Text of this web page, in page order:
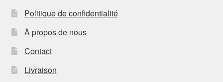
Politique de confidentialité
À propos de nous
Contact
Livraison